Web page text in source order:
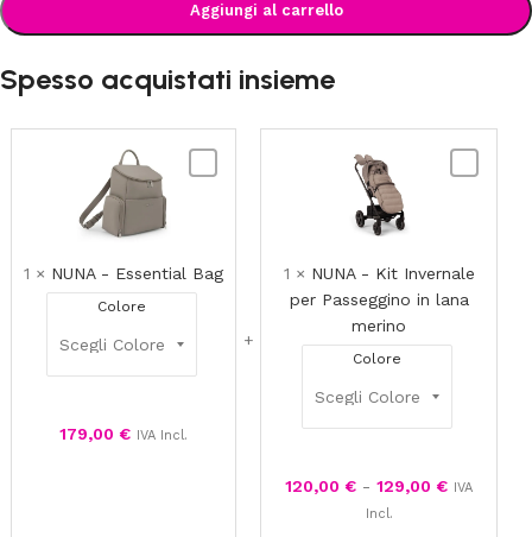
Aggiungi al carrello
Spesso acquistati insieme
1 × NUNA - Essential Bag
Colore
179,00 € IVA Incl.
per
lana
1 × NUNA - Kit Invernale
per Passeggino in lana
merino
Colore
120,00 € - 129,00 €
IVA
Incl.